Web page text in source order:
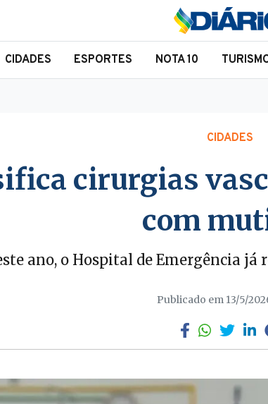
CIDADES ESPORTES NOTA 10
CIDADES
cirurgias
com
ano, o Hospital de Emergência já
Publicado em 13/5/